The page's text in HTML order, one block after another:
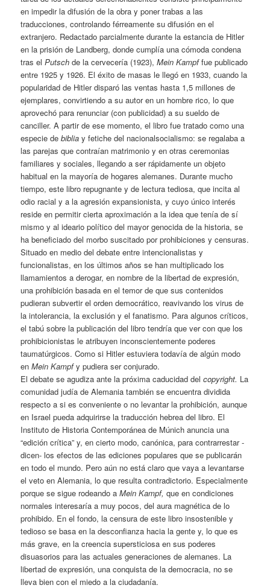
en impedir la difusión de la obra y poner trabas a las
traducciones, controlando férreamente su difusión en el
extranjero. Redactado parcialmente durante la estancia de Hitler
en la prisión de Landberg, donde cumplía una cómoda condena
tras elPutsch de la cervecería (1923),Mein Kampffue publicado
entre 1925 y 1926. El éxito de masas le llegó en 1933, cuando la
popularidad de Hitler disparó las ventas hasta 1,5 millones de
ejemplares, convirtiendo a su autor en un hombre rico, lo que
aprovechó para renunciar (con publicidad) a su sueldo de
canciller. A partir de ese momento, el libro fue tratado como una
especie debiblia y fetiche del nacionalsocialismo: se regalaba a
las parejas que contraían matrimonio y en otras ceremonias
familiares y sociales, llegando a ser rápidamente un objeto
habitual en la mayoría de hogares alemanes. Durante mucho
tiempo, este libro repugnante y de lectura tediosa, que incita al
odio racial y a la agresión expansionista, y cuyo único interés
reside en permitir cierta aproximación a la idea que tenía de sí
mismo y al ideario político del mayor genocida de la historia, se
ha beneficiado del morbo suscitado por prohibiciones y censuras.
Situado en medio del debate entre intencionalistas y
funcionalistas, en los últimos años se han multiplicado los
llamamientos a derogar, en nombre de la libertad de expresión,
una prohibición basada en el temor de que sus contenidos
pudieran subvertir el orden democrático, reavivando los virus de
la intolerancia, la exclusión y el fanatismo. Para algunos críticos,
el tabú sobre la publicación del libro tendría que ver con que los
prohibicionistas le atribuyen inconscientemente poderes
taumatúrgicos. Como si Hitler estuviera todavía de algún modo
enMein Kampfy pudiera ser conjurado.
El debate se agudiza ante la próxima caducidad delcopyright. La
comunidad judía de Alemania también se encuentra dividida
respecto a si es conveniente o no levantar la prohibición, aunque
en Israel pueda adquirirse la traducción hebrea del libro. El
Instituto de Historia Contemporánea de Múnich anuncia una
“edición crítica” y, en cierto modo, canónica, para contrarrestar -
dicen- los efectos de las ediciones populares que se publicarán
en todo el mundo. Pero aún no está claro que vaya a levantarse
el veto en Alemania, lo que resulta contradictorio. Especialmente
porque se sigue rodeando aMein Kampf,que en condiciones
normales interesaría a muy pocos, del aura magnética de lo
prohibido. En el fondo, la censura de este libro insostenible y
tedioso se basa en la desconfianza hacia la gente y, lo que es
más grave, en la creencia supersticiosa en sus poderes
disuasorios para las actuales generaciones de alemanes. La
libertad de expresión, una conquista de la democracia, no se
lleva bien con el miedo a la ciudadanía.